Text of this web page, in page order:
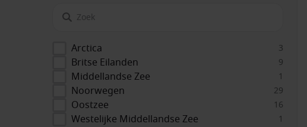
Arctica 3
Britse Eilanden 9
Middellandse Zee 1
Noorwegen 29
Oostzee 16
Westelijke Middellandse Zee 1